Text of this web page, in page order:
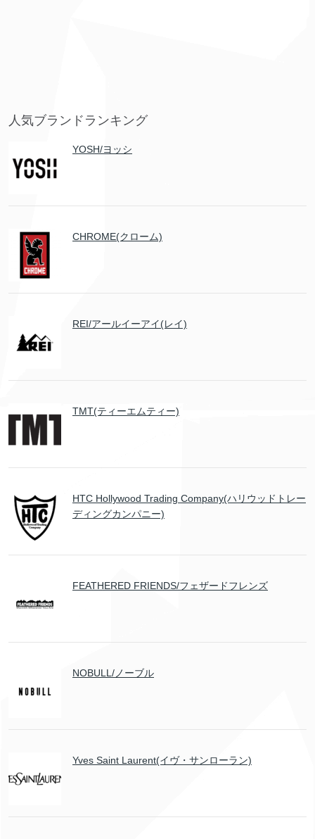
人気ブランドランキング
YOSH/ヨッシ
CHROME(クローム)
REI/アールイーアイ(レイ)
TMT(ティーエムティー)
HTC Hollywood Trading Company(ハリウッドトレー
ディングカンパニー)
FEATHERED FRIENDS/フェザードフレンズ
NOBULL/ノーブル
Yves Saint Laurent(イヴ・サンローラン)